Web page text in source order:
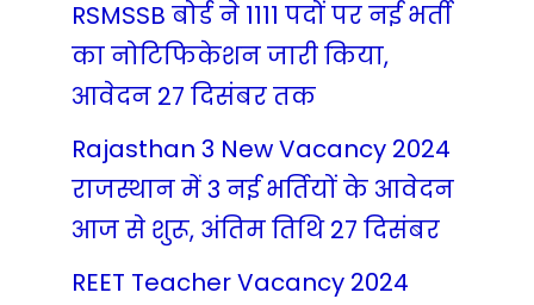
RSMSSB बोर्ड ने 1111 पदों पर नई भर्ती
का नोटिफिकेशन जारी किया,
आवेदन 27 दिसंबर तक
Rajasthan 3 New Vacancy 2024
राजस्थान में 3 नई भर्तियों के आवेदन
आज से शुरू, अंतिम तिथि 27 दिसंबर
REET Teacher Vacancy 2024